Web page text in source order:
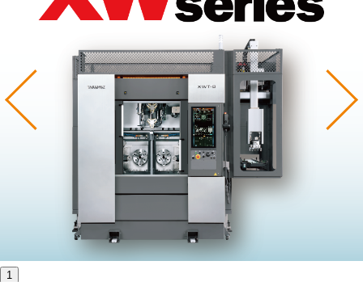
コラム
製品ラインナップ
サステナビリティ
Previous
1